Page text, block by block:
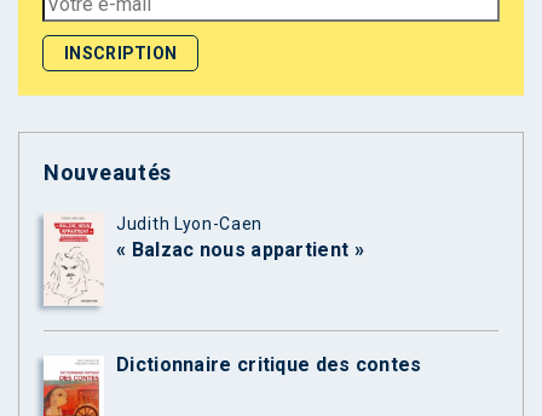
Nouveautés
Judith Lyon-Caen
« Balzac nous appartient »
Dictionnaire critique des contes